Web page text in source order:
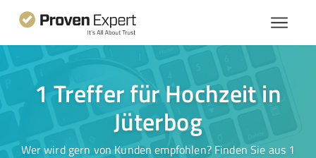
1 Treffer für Hochzeit in
Jüterbog
Wer wird gern von Kunden empfohlen? Finden Sie aus 1